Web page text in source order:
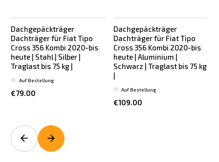
Dachgepäckträger
Dachträger für Fiat Tipo
Cross 356 Kombi 2020-bis
heute | Stahl | Silber |
Traglast bis 75 kg |
€79.00
Auf Bestellung
Dachgepäckträger
Dachträger für Fiat Tipo
Cross 356 Kombi 2020-bis
heute | Aluminium |
Schwarz | Traglast bis 75 kg
|
€109.00
Auf Bestellung